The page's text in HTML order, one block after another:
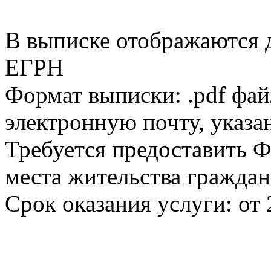
В выписке
ЕГРН
Формат выписки: .pdf
электронную почту,
Требуется
места жительства
Срок оказания услуги: от